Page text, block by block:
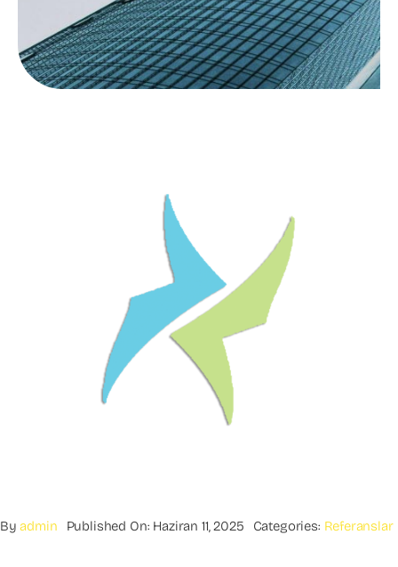
Byadmin Published On: Haziran 11, 2025 Categories: Referanslar